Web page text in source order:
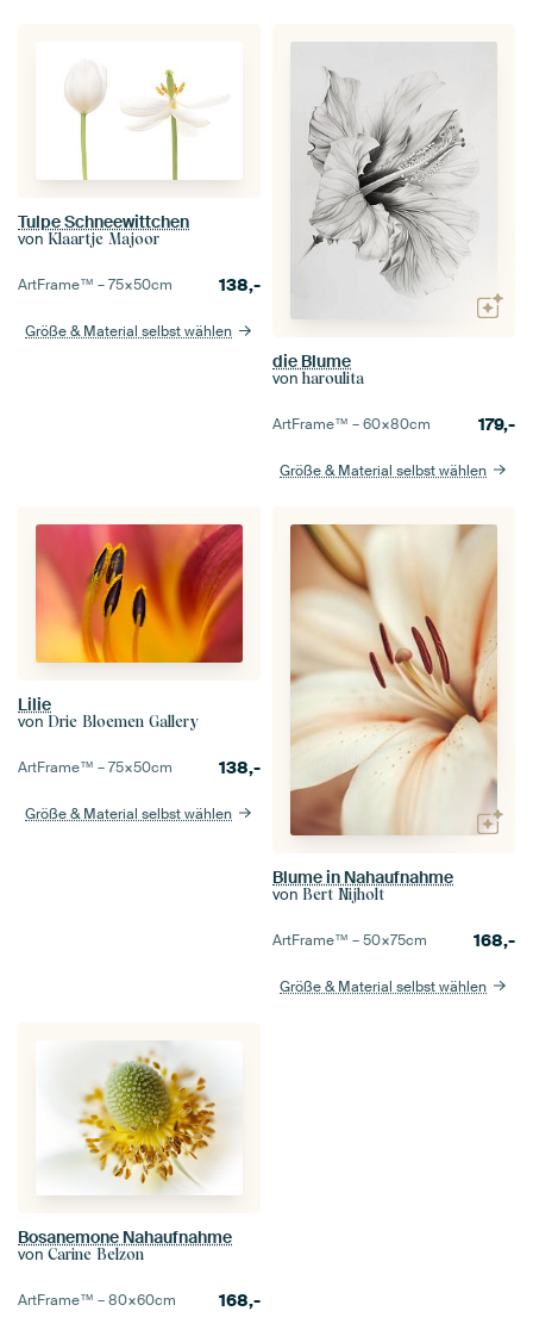
Tulpe Schneewittchen
von Klaartje Majoor
ArtFrame™ –75×50cm 138,-
Größe & Material selbst wählen
die Blume
von haroulita
ArtFrame™ –60×80cm 179,-
Größe & Material selbst wählen
Lilie
von Drie Bloemen Gallery
ArtFrame™ –75×50cm 138,-
Größe & Material selbst wählen
Blume in Nahaufnahme
von Bert Nijholt
ArtFrame™ –50×75cm 168,-
Größe & Material selbst wählen
Bosanemone Nahaufnahme
von Carine Belzon
ArtFrame™ –80×60cm 168,-